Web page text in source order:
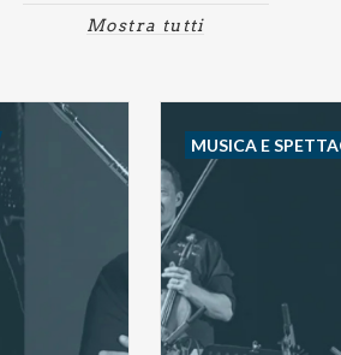
Mostra tutti
MUSICA E